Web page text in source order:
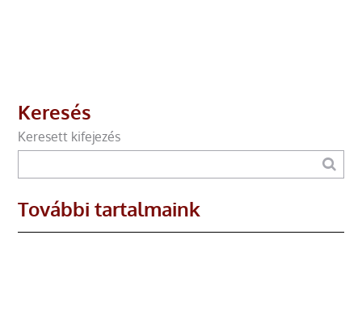
Keresés
Keresett kifejezés
További tartalmaink